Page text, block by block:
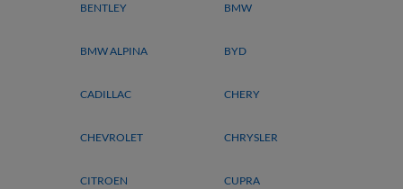
BENTLEY BMW
BMW ALPINA BYD
CADILLAC CHERY
CHEVROLET CHRYSLER
CITROEN CUPRA